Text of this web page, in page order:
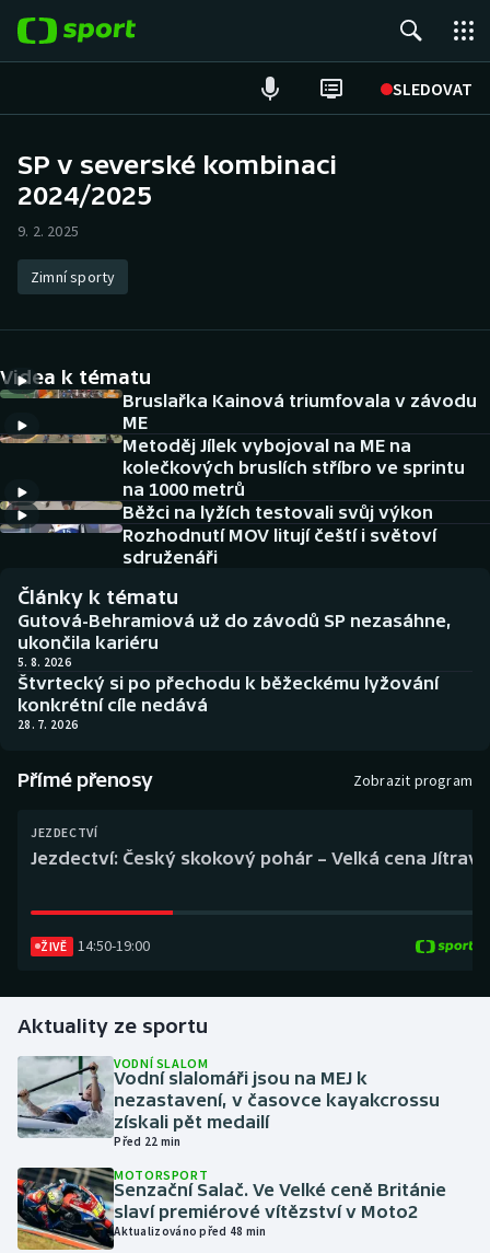
SLEDOVAT
Hokej
Atletika
DALŠÍ SPORTY
Americký fotbal
Baseball a softbal
Biatlon
Boby a skeleton
Box
Curling
Dostihy
Gymnastika
Házená
Jezdectví
Judo
Krasobruslení
NEPŘEHLÉDNĚTE
Soutěže
Historické návraty
Aplikace ČT sport
AZ kvíz
SP v severské kombinaci
2024/2025
9. 2. 2025
Zimní sporty
Videa k tématu
Bruslařka Kainová triumfovala v závodu
ME
Metoděj Jílek vybojoval na ME na
kolečkových bruslích stříbro ve sprintu
na 1000 metrů
Běžci na lyžích testovali svůj výkon
Rozhodnutí MOV litují čeští i světoví
sdruženáři
Články k tématu
Gutová-Behramiová už do závodů SP nezasáhne,
ukončila kariéru
5. 8. 2026
Štvrtecký si po přechodu k běžeckému lyžování
konkrétní cíle nedává
28. 7. 2026
Přímé přenosy Zobrazit program
JEZDECTVÍ
Jezdectví: Český skokový pohár – Velká cena Jítravy
ŽIVĚ 14:50-19:00
Aktuality ze sportu
VODNÍ SLALOM
Vodní slalomáři jsou na MEJ k
nezastavení, v časovce kayakcrossu
získali pět medailí
Před 22 min
MOTORSPORT
Senzační Salač. Ve Velké ceně Británie
slaví premiérové vítězství v Moto2
Aktualizováno před 48 min